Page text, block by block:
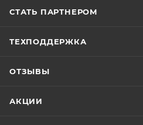
СТАТЬ ПАРТНЕРОМ
ТЕХПОДДЕРЖКА
ОТЗЫВЫ
АКЦИИ